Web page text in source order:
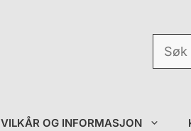
Søk
VILKÅR OG INFORMASJON